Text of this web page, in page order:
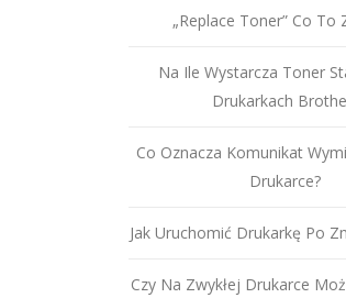
„Replace Toner” Co To
Na Ile Wystarcza Toner
Drukarkach
Co Oznacza Komunikat
Drukarce?
Jak Uruchomić Drukarkę Po
Czy Na Zwykłej Drukarce